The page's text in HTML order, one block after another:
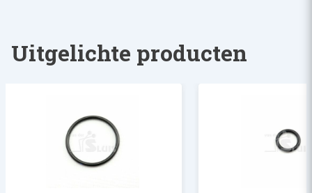
Uitgelichte producten